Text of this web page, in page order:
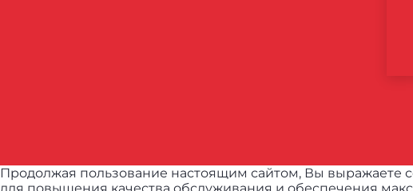
Продолжая пользование настоящим сайтом, Вы выражаете
для повышения качества обслуживания и обеспечения